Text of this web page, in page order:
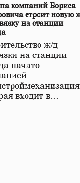
компаний Бориса
строит новую
на станции
ж/д
на станции
начато
входит в…